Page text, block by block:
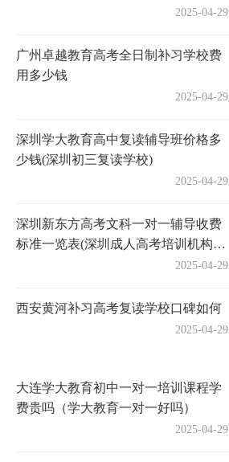
2025-04-29
广州卓越教育高考全日制补习学校费
用多少钱
2025-04-29
深圳学大教育高中复读辅导班价格多
少钱(深圳初三复读学校)
2025-04-29
深圳新东方高考文科一对一辅导收费
标准一览表(深圳成人高考培训机构有
2025-04-29
西安黄河补习高考复读学校口碑如何
2025-04-29
大连学大教育初中一对一培训课程学
费贵吗（学大教育一对一好吗）
2025-04-29